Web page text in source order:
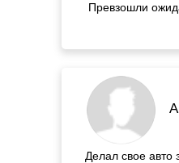
Превзошли
Делал свое авто